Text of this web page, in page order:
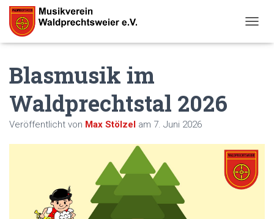
A
U
M
C
Blasmusik im
Waldprechtstal 2026
Veröffentlicht von Max Stölzel am 7. Juni 2026